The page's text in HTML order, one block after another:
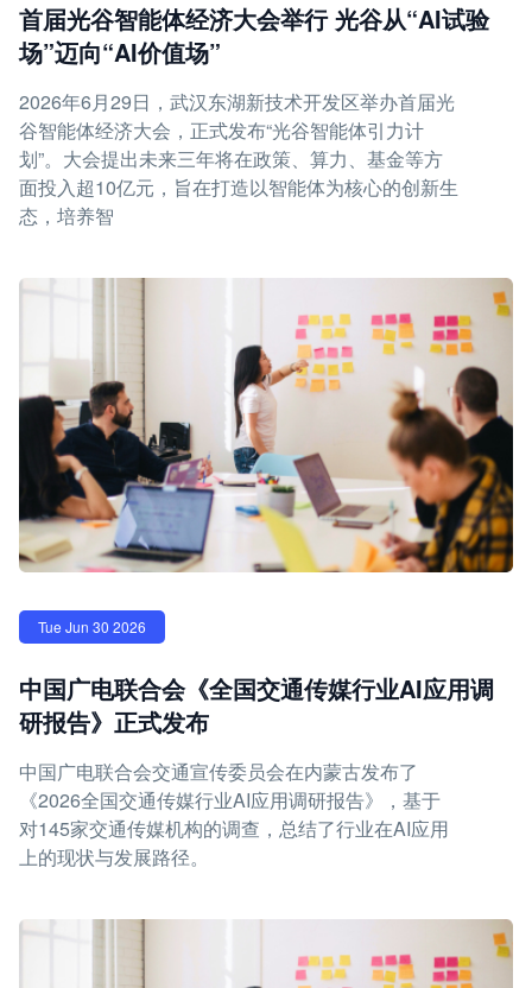
首届光谷智能体经济大会举行 光谷从“AI试验
场”迈向“AI价值场”
2026年6月29日，武汉东湖新技术开发区举办首届光
谷智能体经济大会，正式发布“光谷智能体引力计
划”。大会提出未来三年将在政策、算力、基金等方
面投入超10亿元，旨在打造以智能体为核心的创新生
态，培养智
Tue Jun 30 2026
中国广电联合会《全国交通传媒行业AI应用调
研报告》正式发布
中国广电联合会交通宣传委员会在内蒙古发布了
《2026全国交通传媒行业AI应用调研报告》，基于
对145家交通传媒机构的调查，总结了行业在AI应用
上的现状与发展路径。